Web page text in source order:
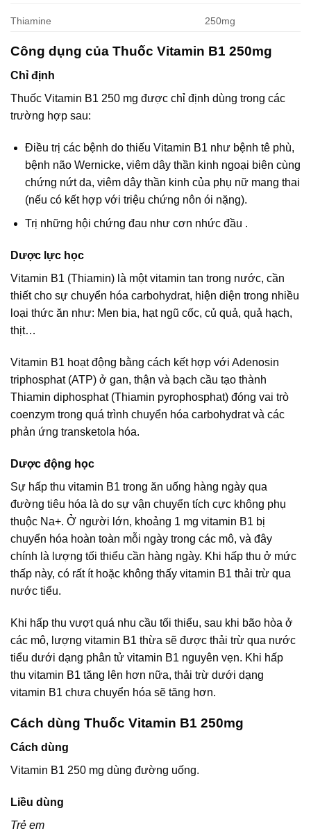
Thiamine 250mg
Công dụng của Thuốc Vitamin B1 250mg
Chỉ định
Thuốc Vitamin B1 250 mg được chỉ định dùng trong các
trường hợp sau:
Điều trị các bệnh do thiếu Vitamin B1 như bệnh tê phù,
bệnh não Wernicke, viêm dây thần kinh ngoại biên cùng
chứng nứt da, viêm dây thần kinh của phụ nữ mang thai
(nếu có kết hợp với triệu chứng nôn ói nặng).
Trị những hội chứng đau như cơn nhức đầu .
Dược lực học
Vitamin B1 (Thiamin) là một vitamin tan trong nước, cần
thiết cho sự chuyển hóa carbohydrat, hiện diện trong nhiều
loại thức ăn như: Men bia, hạt ngũ cốc, củ quả, quả hạch,
thịt…
Vitamin B1 hoạt động bằng cách kết hợp với Adenosin
triphosphat (ATP) ở gan, thận và bạch cầu tạo thành
Thiamin diphosphat (Thiamin pyrophosphat) đóng vai trò
coenzym trong quá trình chuyển hóa carbohydrat và các
phản ứng transketola hóa.
Dược động học
Sự hấp thu vitamin B1 trong ăn uống hàng ngày qua
đường tiêu hóa là do sự vận chuyển tích cực không phụ
thuộc Na+. Ở người lớn, khoảng 1 mg vitamin B1 bị
chuyển hóa hoàn toàn mỗi ngày trong các mô, và đây
chính là lượng tối thiểu cần hàng ngày. Khi hấp thu ở mức
thấp này, có rất ít hoặc không thấy vitamin B1 thải trừ qua
nước tiểu.
Khi hấp thu vượt quá nhu cầu tối thiểu, sau khi bão hòa ở
các mô, lượng vitamin B1 thừa sẽ được thải trừ qua nước
tiểu dưới dạng phân tử vitamin B1 nguyên vẹn. Khi hấp
thu vitamin B1 tăng lên hơn nữa, thải trừ dưới dạng
vitamin B1 chưa chuyển hóa sẽ tăng hơn.
Cách dùng Thuốc Vitamin B1 250mg
Cách dùng
Vitamin B1 250 mg dùng đường uống.
Liều dùng
Trẻ em